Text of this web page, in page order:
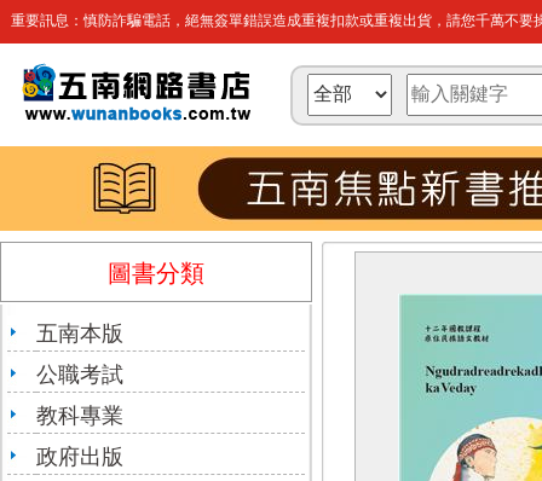
重要訊息：慎防詐騙電話，絕無簽單錯誤造成重複扣款或重複出貨，請您千萬不要
圖書分類
五南本版
公職考試
教科專業
政府出版